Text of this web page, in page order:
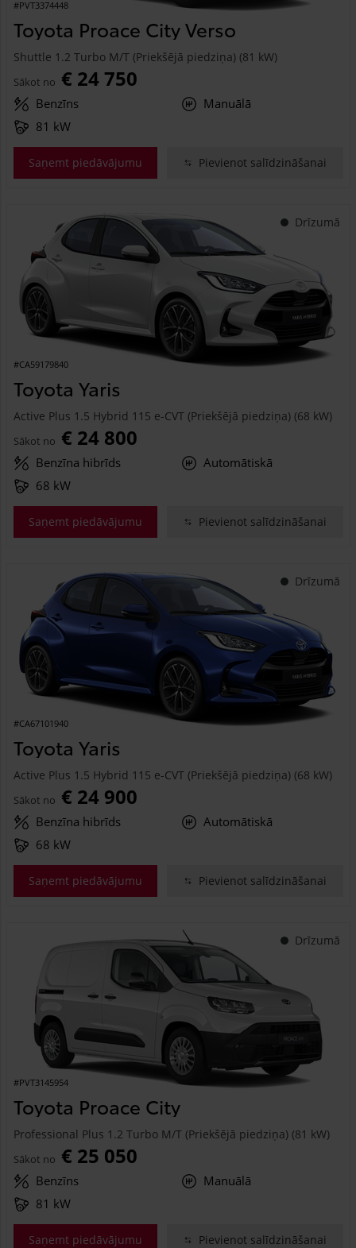
#PVT3374448
Toyota Proace City Verso
Shuttle 1.2 Turbo M/T (Priekšējā piedziņa) (81 kW)
Sākot no € 24 750
Benzīns
Manuālā
81 kW
Saņemt piedāvājumu Pievienot salīdzināšanai
Drīzumā
#CA59179840
Toyota Yaris
Active Plus 1.5 Hybrid 115 e-CVT (Priekšējā piedziņa) (68 kW)
Sākot no € 24 800
Benzīna hibrīds
Automātiskā
68 kW
Saņemt piedāvājumu Pievienot salīdzināšanai
Drīzumā
#CA67101940
Toyota Yaris
Active Plus 1.5 Hybrid 115 e-CVT (Priekšējā piedziņa) (68 kW)
Sākot no € 24 900
Benzīna hibrīds
Automātiskā
68 kW
Saņemt piedāvājumu Pievienot salīdzināšanai
Drīzumā
#PVT3145954
Toyota Proace City
Professional Plus 1.2 Turbo M/T (Priekšējā piedziņa) (81 kW)
Sākot no € 25 050
Benzīns
Manuālā
81 kW
Saņemt piedāvājumu Pievienot salīdzināšanai